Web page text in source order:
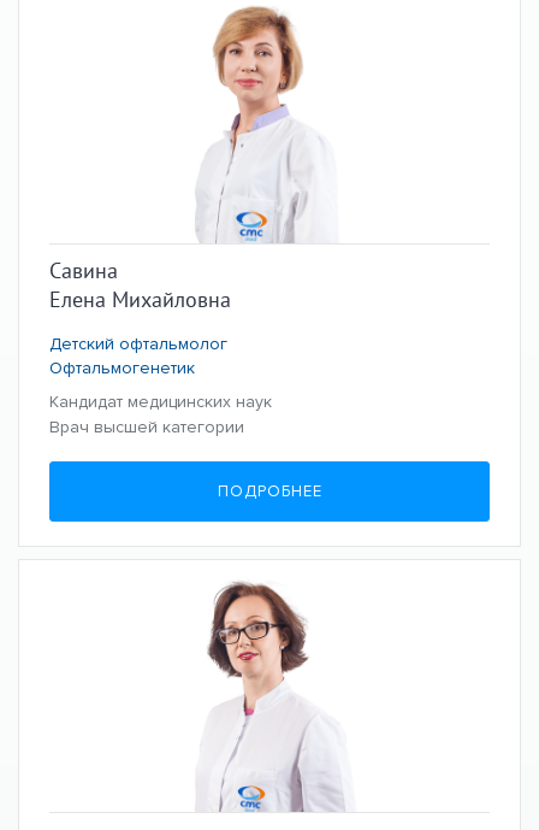
Савина
Елена Михайловна
Детский офтальмолог
Офтальмогенетик
Кандидат медицинских наук
Врач высшей категории
ПОДРОБНЕЕ